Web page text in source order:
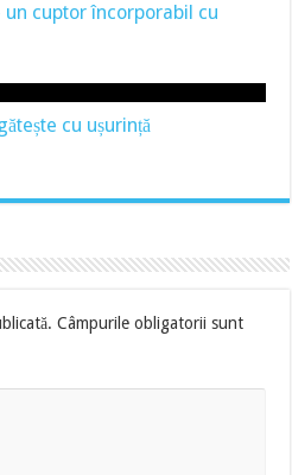
un cuptor încorporabil cu
cu ușurință
Câmpurile obligatorii sunt